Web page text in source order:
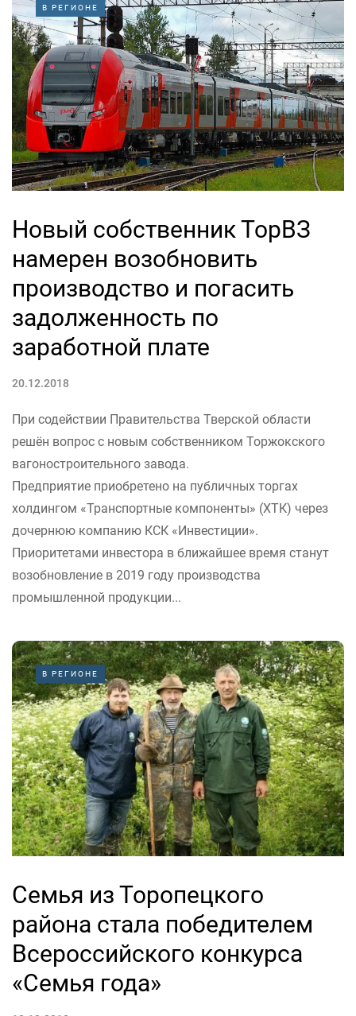
В РЕГИОНЕ
Новый собственник ТорВЗ
намерен возобновить
производство и погасить
задолженность по
заработной плате
20.12.2018
При содействии Правительства Тверской области
решён вопрос с новым собственником Торжокского
вагоностроительного завода.
Предприятие приобретено на публичных торгах
холдингом «Транспортные компоненты» (ХТК) через
дочернюю компанию КСК «Инвестиции».
Приоритетами инвестора в ближайшее время станут
возобновление в 2019 году производства
промышленной продукции...
В РЕГИОНЕ
Семья из Торопецкого
района стала победителем
Всероссийского конкурса
«Семья года»